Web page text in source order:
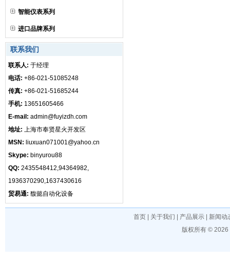
智能仪表系列
进口品牌系列
联系我们
联系人: 于经理
电话: +86-021-51085248
传真: +86-021-51685244
手机: 13651605466
E-mail: admin@fuyizdh.com
地址: 上海市奉贤星火开发区
MSN: liuxuan071001@yahoo.cn
Skype: binyurou88
QQ: 2435548412,94364982,
1936370290,1637430616
贸易通: 馥懿自动化设备
首页 关于我们 产品展示
新闻动
版权所有 © 2026